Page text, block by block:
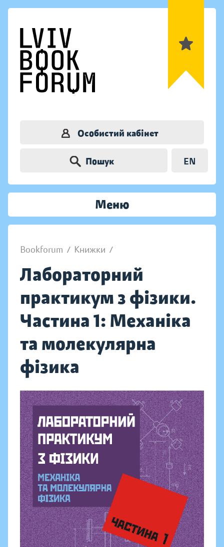
Особистий кабінет
Пошук EN
Меню
Bookforum / Книжки /
Лабораторний
практикум з фізики.
Частина 1: Механіка
та молекулярна
фізика